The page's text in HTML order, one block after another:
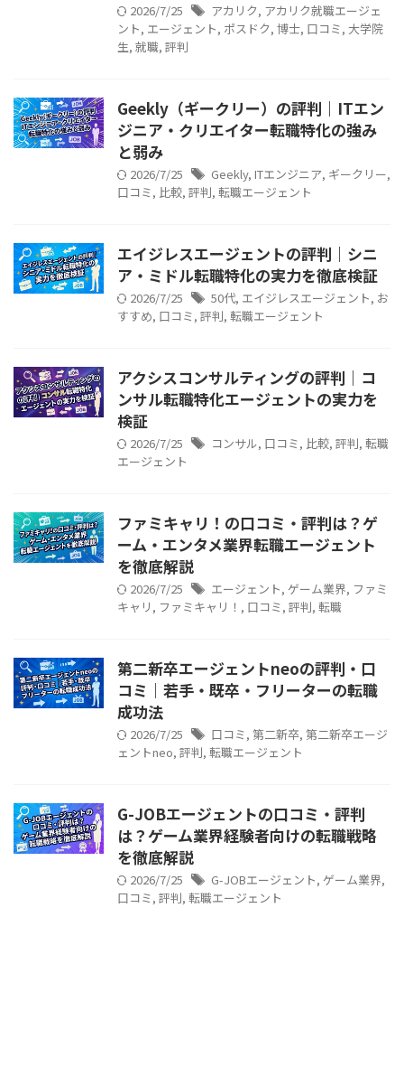
2026/7/25 アカリク, アカリク就職エージェ
ント, エージェント, ポスドク, 博士, 口コミ, 大学院
生, 就職, 評判
Geekly（ギークリー）の評判｜ITエン
ジニア・クリエイター転職特化の強み
と弱み
2026/7/25 Geekly, ITエンジニア, ギークリー,
口コミ, 比較, 評判, 転職エージェント
エイジレスエージェントの評判｜シニ
ア・ミドル転職特化の実力を徹底検証
2026/7/25 50代, エイジレスエージェント, お
すすめ, 口コミ, 評判, 転職エージェント
アクシスコンサルティングの評判｜コ
ンサル転職特化エージェントの実力を
検証
2026/7/25 コンサル, 口コミ, 比較, 評判, 転職
エージェント
ファミキャリ！の口コミ・評判は？ゲ
ーム・エンタメ業界転職エージェント
を徹底解説
2026/7/25 エージェント, ゲーム業界, ファミ
キャリ , ファミキャリ！ , 口コミ, 評判, 転職
第二新卒エージェントneoの評判・口
コミ｜若手・既卒・フリーターの転職
成功法
2026/7/25 口コミ, 第二新卒, 第二新卒エージ
ェントneo, 評判, 転職エージェント
G-JOBエージェントの口コミ・評判
は？ゲーム業界経験者向けの転職戦略
を徹底解説
2026/7/25 G-JOBエージェント, ゲーム業界,
口コミ, 評判, 転職エージェント